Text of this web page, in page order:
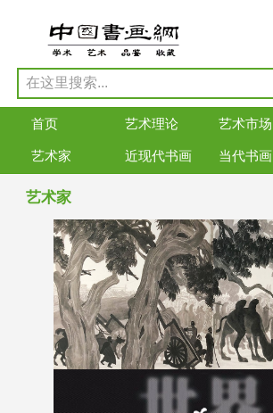
首页 艺术理论 艺术市场
艺术家 近现代书画 当代书画
艺术家